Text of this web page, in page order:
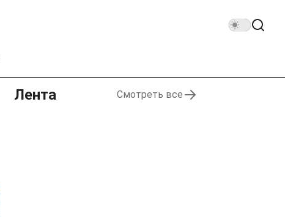
Лента Смотреть все